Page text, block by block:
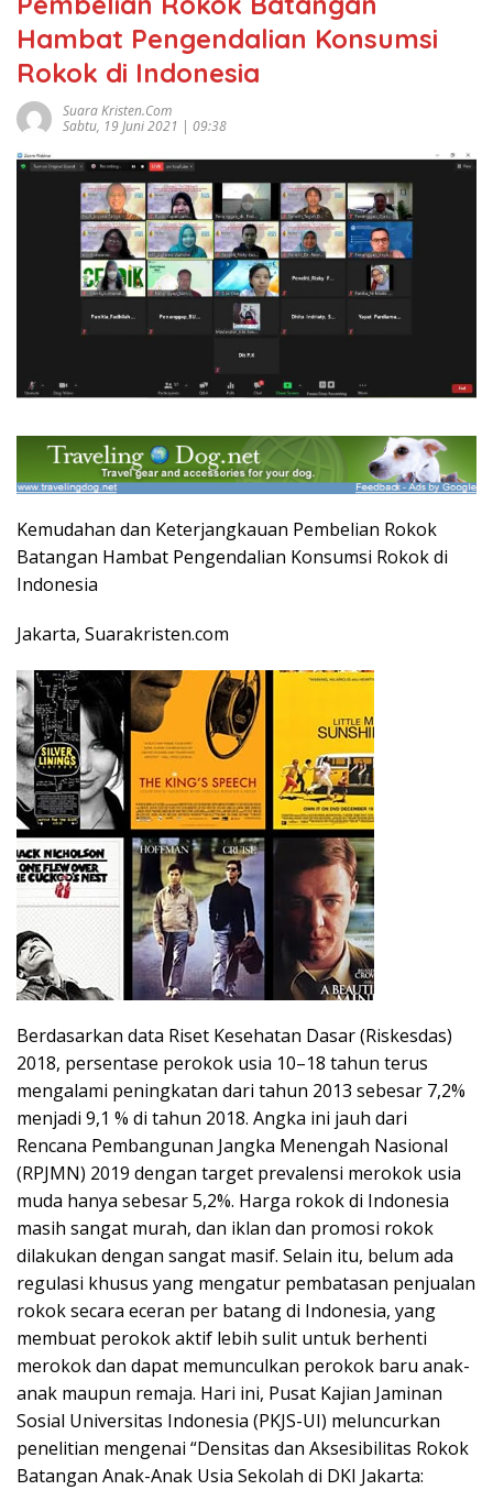
Hambat Pengendalian Konsumsi
Rokok di Indonesia
Suara Kristen.com
Sabtu, 19 Juni 2021 | 09:38
Kemudahan dan Keterjangkauan Pembelian Rokok
Batangan Hambat Pengendalian Konsumsi Rokok di
Indonesia
Jakarta, Suarakristen.com
Berdasarkan data Riset Kesehatan Dasar (Riskesdas)
2018, persentase perokok usia 10–18 tahun terus
mengalami peningkatan dari tahun 2013 sebesar 7,2%
menjadi 9,1 % di tahun 2018. Angka ini jauh dari
Rencana Pembangunan Jangka Menengah Nasional
(RPJMN) 2019 dengan target prevalensi merokok usia
muda hanya sebesar 5,2%. Harga rokok di Indonesia
masih sangat murah, dan iklan dan promosi rokok
dilakukan dengan sangat masif. Selain itu, belum ada
regulasi khusus yang mengatur pembatasan penjualan
rokok secara eceran per batang di Indonesia, yang
membuat perokok aktif lebih sulit untuk berhenti
merokok dan dapat memunculkan perokok baru anak-
anak maupun remaja. Hari ini, Pusat Kajian Jaminan
Sosial Universitas Indonesia (PKJS-UI) meluncurkan
penelitian mengenai “Densitas dan Aksesibilitas Rokok
Batangan Anak-Anak Usia Sekolah di DKI Jakarta: